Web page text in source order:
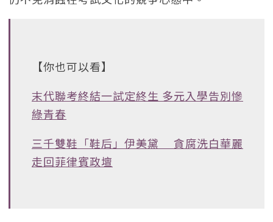
【你也可以看】
末代聯考終結一試定終生 多元入學告別慘
綠青春
三千雙鞋「鞋后」伊美黛 貪腐洗白華麗
走回菲律賓政壇